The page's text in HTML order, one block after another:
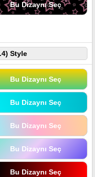
Bu Dizaynı Seç
Style
Bu Dizaynı Seç
Bu Dizaynı Seç
Bu Dizaynı Seç
Bu Dizaynı Seç
Bu Dizaynı Seç